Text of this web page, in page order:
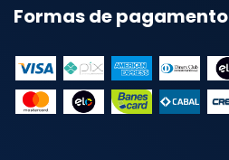
Formas de pagamento